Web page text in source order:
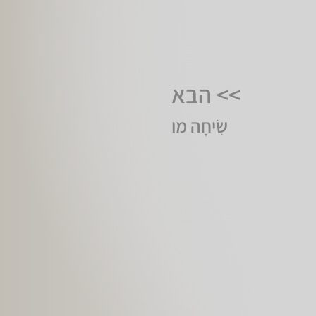
>> הבא
שִׂיחָה מו